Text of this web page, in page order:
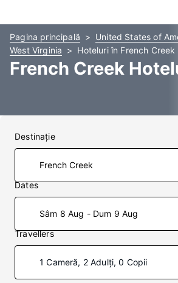
Pagina principală
United States of
West Virginia
Hoteluri în French Creek
French Creek
Destinaţie
Dates
Sâm 8 Aug - Dum 9 Aug
Travellers
1 Cameră, 2 Adulți, 0 Copii